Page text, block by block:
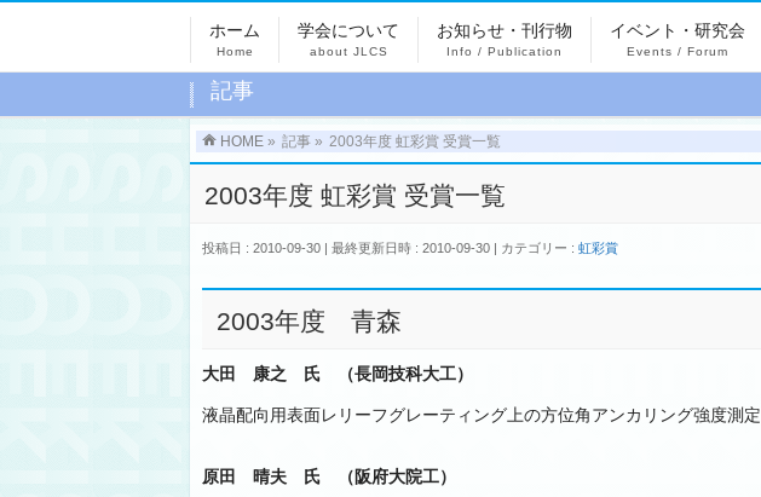
ホーム
Home
学会について
about JLCS
お知らせ・刊行物
Info / Publication
イベント・研究会
Events / Forum
記事
HOME » 記事 » 2003年度 虹彩賞 受賞一覧
2003年度 虹彩賞 受賞一覧
投稿日 : 2010-09-30 最終更新日時 : 2010-09-30 カテゴリー : 虹彩賞
2003年度 青森
大田 康之 氏 （長岡技科大工）
液晶配向用表面レリーフグレーティング上の方位角アンカリング強度測定
原田 晴夫 氏 （阪府大院工）